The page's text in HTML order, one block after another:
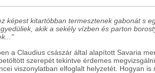
képest kitartóbban termesztenek gabonát s
akik a sekély vízben és parton
a Claudius császár által alapított Savaria
szerepét tekintve érdemes
viszonylatban elfoglalt helyzetét. Hogyan is